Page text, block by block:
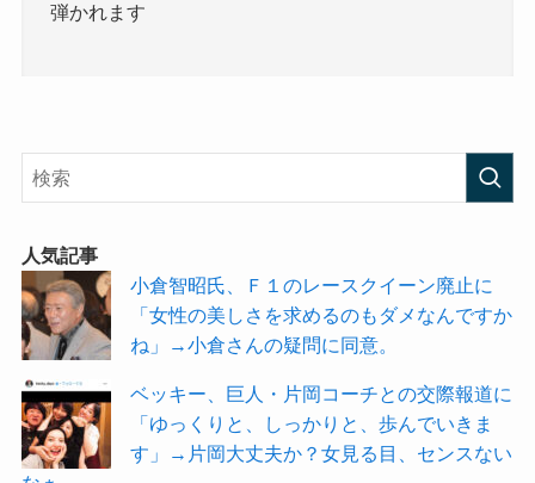
弾かれます
人気記事
小倉智昭氏、Ｆ１のレースクイーン廃止に
「女性の美しさを求めるのもダメなんですか
ね」→小倉さんの疑問に同意。
ベッキー、巨人・片岡コーチとの交際報道に
「ゆっくりと、しっかりと、歩んでいきま
す」→片岡大丈夫か？女見る目、センスない